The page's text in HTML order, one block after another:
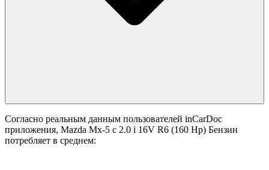
Согласно реальным данным пользователей inCarDoc
приложения, Mazda Mx-5 с 2.0 i 16V R6 (160 Hp) Бензин
потребляет в среднем: